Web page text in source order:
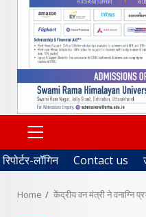
PRIMARY
MENU
रिपोर्टर-लॉगिन Contact us
Home केंद्रीय वन मंत्री ने वनाग्नि